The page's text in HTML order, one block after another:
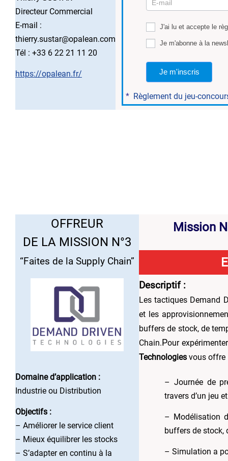
Directeur Commercial
E-mail :
thierry.sustar@opalean.com
Tél : +33 6 22 21 11 20
https://opalean.fr/
J'ai lu et accepte le
Je m'abonne à la
Je m'inscris
* Règlement du jeu-
OFFREUR
DE LA MISSION N°3
“Faites de la Supply Chain”
Mission
Domaine d’application :
Industrie ou Distribution
Objectifs :
– Améliorer le service client
– Mieux équilibrer les stocks
– S’adapter en continu à la
Descriptif :
Les tactiques Demand
et les
buffers de stock, de
Chain.Pour
Technologies vous offre
– Journée de
travers d’un jeu
– Modélisation
buffers de stock,
– Simulation a